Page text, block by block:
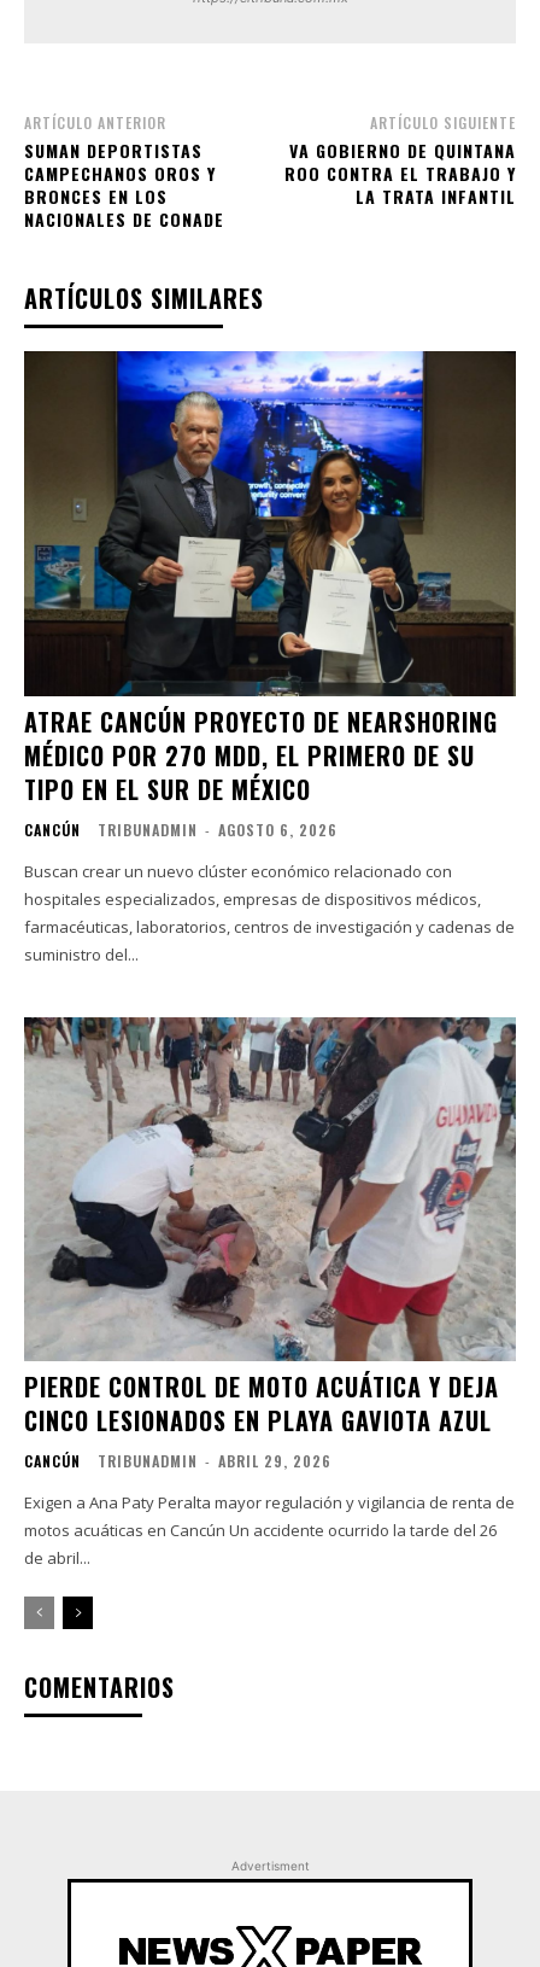
ARTÍCULO ANTERIOR
SUMAN DEPORTISTAS
CAMPECHANOS OROS Y
BRONCES EN LOS
NACIONALES DE CONADE
ARTÍCULO SIGUIENTE
VA GOBIERNO DE QUINTANA
ROO CONTRA EL TRABAJO Y
LA TRATA INFANTIL
ARTÍCULOS SIMILARES
ATRAE CANCÚN PROYECTO DE NEARSHORING
MÉDICO POR 270 MDD, EL PRIMERO DE SU
TIPO EN EL SUR DE MÉXICO
CANCÚN TRIBUNADMIN - AGOSTO 6, 2026
Buscan crear un nuevo clúster económico relacionado con
hospitales especializados, empresas de dispositivos médicos,
farmacéuticas, laboratorios, centros de investigación y cadenas de
suministro del...
PIERDE CONTROL DE MOTO ACUÁTICA Y DEJA
CINCO LESIONADOS EN PLAYA GAVIOTA AZUL
CANCÚN TRIBUNADMIN - ABRIL 29, 2026
Exigen a Ana Paty Peralta mayor regulación y vigilancia de renta de
motos acuáticas en Cancún Un accidente ocurrido la tarde del 26
de abril...
COMENTARIOS
Advertisment